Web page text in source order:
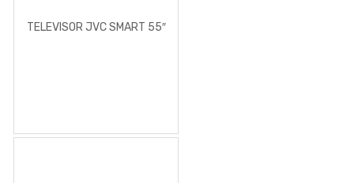
TELEVISOR JVC SMART 55″